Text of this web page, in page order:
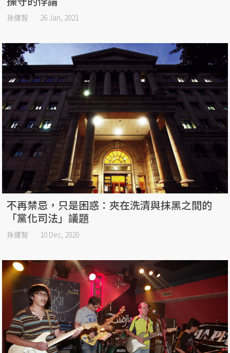
孫健智 26 Jan, 2021
不再禁忌，只是困惑：夾在洗清與抹黑之間的
「黨化司法」議題
孫健智 10 Dec, 2020